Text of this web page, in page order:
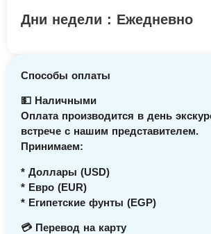
Дни недели : Ежедневно
Способы оплаты
💵 Наличными
Оплата производится в день
встрече с нашим представителем.
Принимаем:
* Доллары (USD)
* Евро (EUR)
* Египетские фунты (EGP)
💳 Перевод на карту